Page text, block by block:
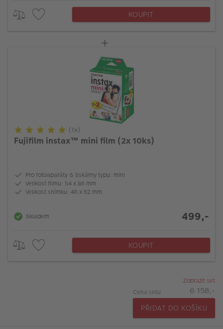
KOUPIT
(1x)
Fujifilm instax™ mini film (2x 10ks)
Pro fotoaparáty & tiskárny typu: mini
Velikost filmu: 54 x 86 mm
Velikost snímku: 46 x 62 mm
Skladem 499,-
KOUPIT
Zobrazit set
Cena setu
6 158,-
PŘIDAT DO KOŠÍKU